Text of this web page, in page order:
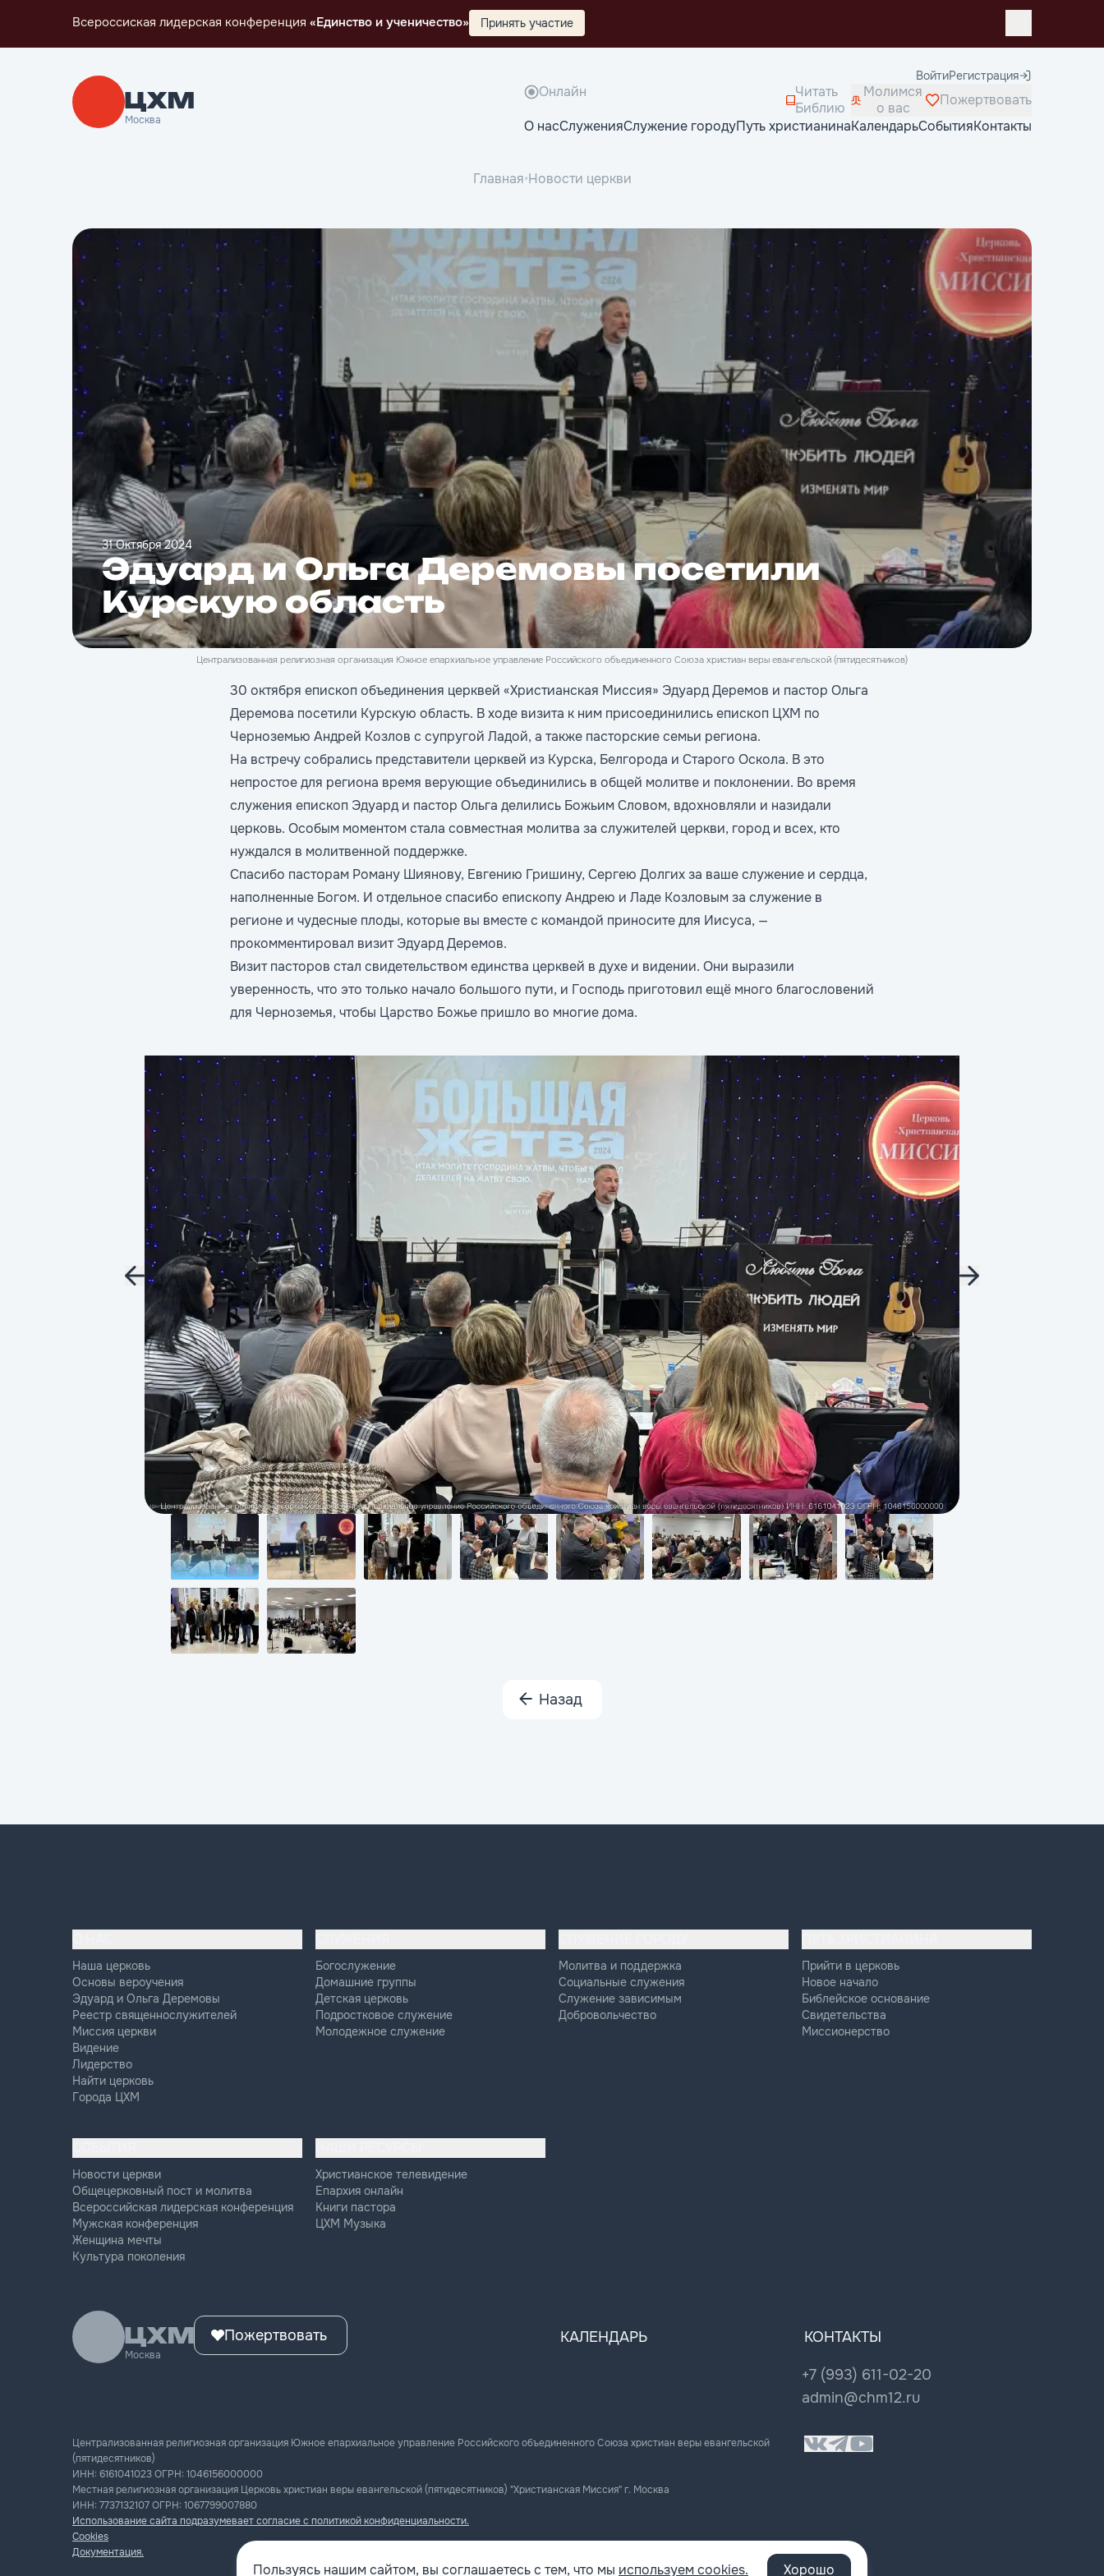
Всероссиская лидерская конференция «Единство и ученичество» Принять участие
Москва
ВойтиРегистрация
Онлайн
Читать
Библию
Молимся
о вас
Пожертвовать
О насСлуженияСлужение городуПуть христианинаКалендарьСобытияКонтакты
Главная•Новости церкви
31 Октября 2024
Эдуард и Ольга Деремовы посетили
Курскую область
Централизованная религиозная организация Южное епархиальное управление Российского объединенного Союза христиан веры евангельской (пятидесятников)
30 октября епископ объединения церквей «Христианская Миссия» Эдуард Деремов и пастор Ольга
Деремова посетили Курскую область. В ходе визита к ним присоединились епископ ЦХМ по
Черноземью Андрей Козлов с супругой Ладой, а также пасторские семьи региона.
На встречу собрались представители церквей из Курска, Белгорода и Старого Оскола. В это
непростое для региона время верующие объединились в общей молитве и поклонении. Во время
служения епископ Эдуард и пастор Ольга делились Божьим Словом, вдохновляли и назидали
церковь. Особым моментом стала совместная молитва за служителей церкви, город и всех, кто
нуждался в молитвенной поддержке.
Спасибо пасторам Роману Шиянову, Евгению Гришину, Сергею Долгих за ваше служение и сердца,
наполненные Богом. И отдельное спасибо епископу Андрею и Ладе Козловым за служение в
регионе и чудесные плоды, которые вы вместе с командой приносите для Иисуса, —
прокомментировал визит Эдуард Деремов.
Визит пасторов стал свидетельством единства церквей в духе и видении. Они выразили
уверенность, что это только начало большого пути, и Господь приготовил ещё много благословений
для Черноземья, чтобы Царство Божье пришло во многие дома.
Назад
Наша церковь
Основы вероучения
Эдуард и Ольга Деремовы
Реестр священнослужителей
Миссия церкви
Видение
Лидерство
Найти церковь
Города ЦХМ
Богослужение
Домашние группы
Детская церковь
Подростковое служение
Молодежное служение
Молитва и поддержка
Социальные служения
Служение зависимым
Добровольчество
Прийти в церковь
Новое начало
Библейское основание
Свидетельства
Миссионерство
Новости церкви
Общецерковный пост и молитва
Всероссийская лидерская конференция
Мужская конференция
Женщина мечты
Культура поколения
Христианское телевидение
Епархия онлайн
Книги пастора
ЦХМ Музыка
Москва
Пожертвовать КАЛЕНДАРЬ КОНТАКТЫ
+7 (993) 611-02-20
admin@chm12.ru
Централизованная религиозная организация Южное епархиальное управление Российского объединенного Союза христиан веры евангельской
(пятидесятников)
ИНН: 6161041023ОГРН: 1046156000000
Местная религиозная организация Церковь христиан веры евангельской (пятидесятников) "Христианская Миссия" г. Москва
ИНН: 7737132107ОГРН: 1067799007880
Использование сайта подразумевает согласие с политикой конфиденциальности.
Cookies
Документация.
Пользуясь нашим сайтом, вы соглашаетесь с тем, что мы используем cookies. Хорошо